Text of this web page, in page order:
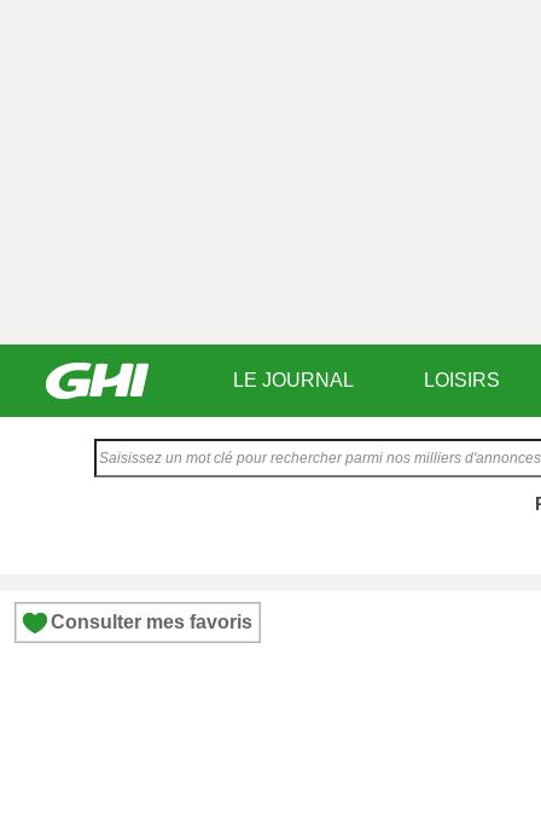
LE JOURNAL LOISIRS
Consulter mes favoris